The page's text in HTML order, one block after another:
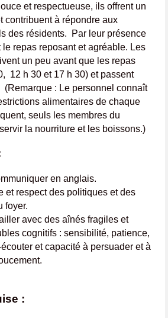
et respectueuse, ils offrent un
contribuent à répondre aux
des résidents. Par leur présence
repas reposant et agréable. Les
un peu avant que les repas
12 h 30 et 17 h 30) et passent
: Le personnel connaît
alimentaires de chaque
seuls les membres du
la nourriture et les boissons.)
en anglais.
et respect des politiques et des
foyer.
avec des aînés fragiles et
cognitifs : sensibilité, patience,
et capacité à persuader et à
: